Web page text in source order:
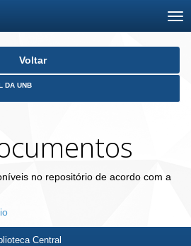
Voltar
DA UNB
no repositório de acordo com a
Central